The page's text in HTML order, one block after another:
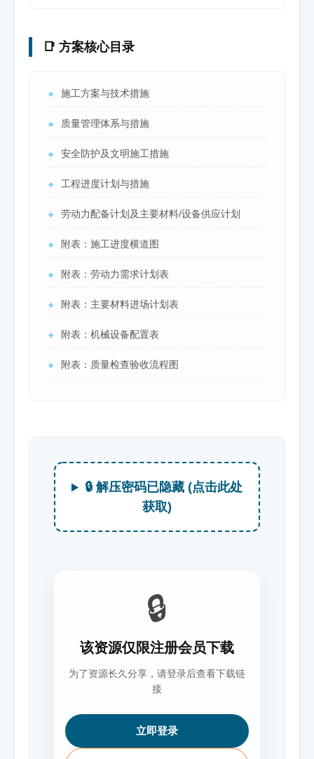
📑 方案核心目录
🔹 施工方案与技术措施
🔹 质量管理体系与措施
🔹 安全防护及文明施工措施
🔹 工程进度计划与措施
🔹 劳动力配备计划及主要材料/设备供应计划
🔹 附表：施工进度横道图
🔹 附表：劳动力需求计划表
🔹 附表：主要材料进场计划表
🔹 附表：机械设备配置表
🔹 附表：质量检查验收流程图
🔒 解压密码已隐藏 (点击此处
获取)
🔒
该资源仅限注册会员下载
为了资源长久分享，请登录后查看下载链
接
立即登录